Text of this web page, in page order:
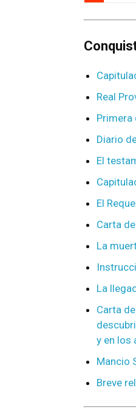
Real
Primera
Diario
El
El
Carta
La
La
Carta
y en los
Mancio
Breve